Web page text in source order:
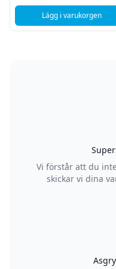
Lägg i varukorgen
, Sony
Vi förstår att du
skickar vi dina